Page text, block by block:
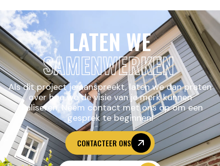
LATEN WE
SAMENWERKEN
Als dit project je aanspreekt, laten we dan praten
over hoe we de visie van je merk kunnen
realiseren. Neem contact met ons op om een
gesprek te beginnen!
CONTACTEER ONS